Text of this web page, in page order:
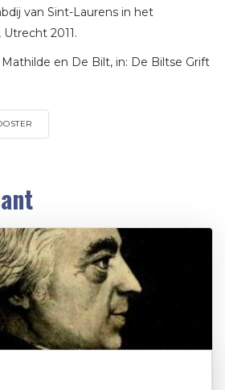
van Sint-Laurens in het
2011.
en De Bilt, in: De Biltse Grift